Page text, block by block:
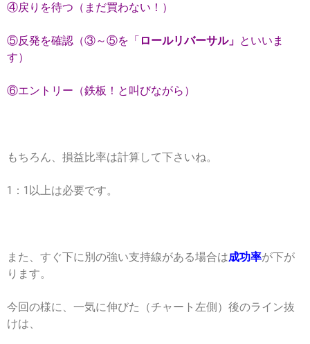
④戻りを待つ（まだ買わない！）
⑤反発を確認（③～⑤を「 ロールリバーサル」 といいま
す）
⑥エントリー（鉄板！と叫びながら）
もちろん、損益比率は計算して下さいね。
1：1以上は必要です。
また、すぐ下に別の強い支持線がある場合は成功率が下が
ります。
今回の様に、一気に伸びた（チャート左側）後のライン抜
けは、